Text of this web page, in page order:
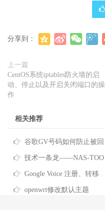
分享到：
上一篇
CentOS系统iptables防火墙的启
动、停止以及开启关闭端口的操
作
相关推荐
谷歌GV号码如何防止被回收？Google Voice号码回收政策及防回收的方法
技术一条龙——NAS-TOOL影视搜索、下载、搜刮观看完全指南
Google Voice 注册、转移、使用教程
openwrt修改默认主题